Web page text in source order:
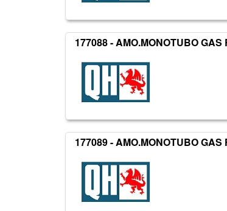
177088 - AMO.MONOTUBO
177089 - AMO.MONOTUBO GAS